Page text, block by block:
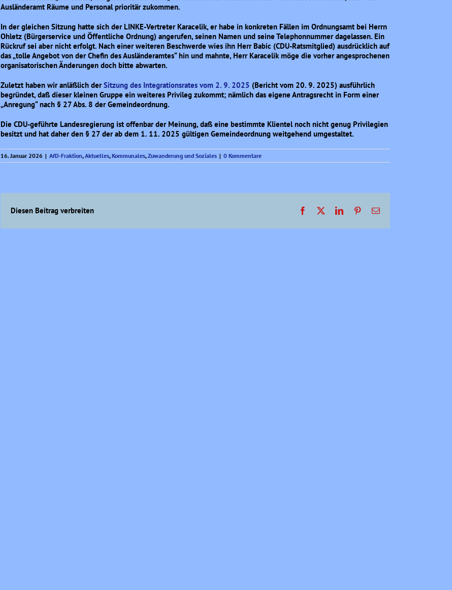
Ausländeramt Räume und Personal prioritär zukommen.
In der gleichen Sitzung hatte sich der LINKE-Vertreter Karacelik, er habe in konkreten Fällen im Ordnungsamt bei Herrn
Ohletz (Bürgerservice und Öffentliche Ordnung) angerufen, seinen Namen und seine Telephonnummer dagelassen. Ein
Rückruf sei aber nicht erfolgt. Nach einer weiteren Beschwerde wies ihn Herr Babic (CDU-Ratsmitglied) ausdrücklich auf
das „tolle Angebot von der Chefin des Ausländeramtes“ hin und mahnte, Herr Karacelik möge die vorher angesprochenen
organisatorischen Änderungen doch bitte abwarten.
Zuletzt haben wir anläßlich derSitzung des Integrationsrates vom 2. 9. 2025 (Bericht vom 20. 9. 2025) ausführlich
begründet, daß dieser kleinen Gruppe ein weiteres Privileg zukommt; nämlich das eigene Antragsrecht in Form einer
„Anregung“ nach § 27 Abs. 8 der Gemeindeordnung.
Die CDU-geführte Landesregierung ist offenbar der Meinung, daß eine bestimmte Klientel noch nicht genug Privilegien
besitzt und hat daher den § 27 der ab dem 1. 11. 2025 gültigen Gemeindeordnung weitgehend umgestaltet.
16. Januar 2026 | AfD-Fraktion,Aktuelles,Kommunales,Zuwanderung und Soziales | 0 Kommentare
Diesen Beitrag verbreiten Facebook LinkedInPinterest
E-